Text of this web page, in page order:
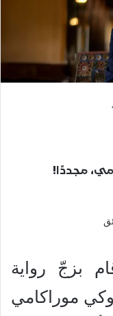
مجددًا!
بزجّ رواية
موراكامي